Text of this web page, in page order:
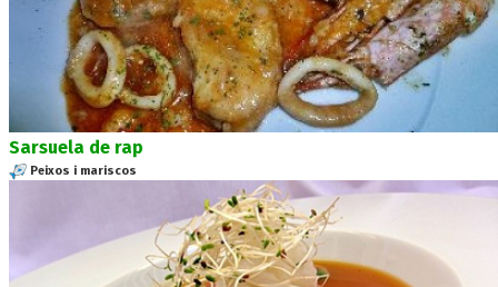
Sarsuela de rap
Peixos i mariscos